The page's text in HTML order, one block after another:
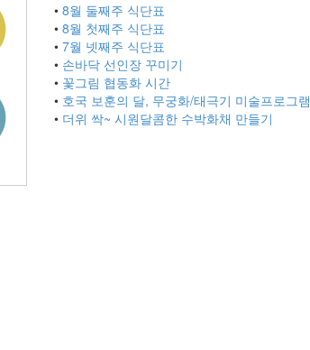
• 8월 둘째주 식단표
• 8월 첫째주 식단표
• 7월 넷째주 식단표
• 손바닥 선인장 꾸미기
• 꽃그림 협동화 시간
• 호국 보훈의 달, 무궁화/태극기 미술프로그램
• 더위 싹~ 시원달콤한 수박화채 만들기